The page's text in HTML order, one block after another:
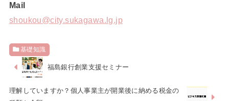
Mail
shoukou@city.sukagawa.lg.jp
基礎知識
福島銀行創業支援セミナー
理解していますか？個人事業主が開業後に納める税金の